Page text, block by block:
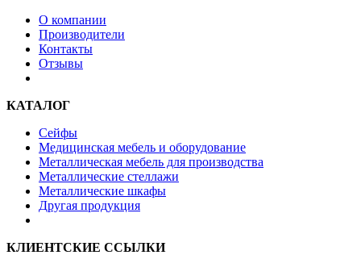
О компании
Производители
Контакты
Отзывы
КАТАЛОГ
Сейфы
Медицинская мебель и оборудование
Металлическая мебель для производства
Металлические стеллажи
Металлические шкафы
Другая продукция
КЛИЕНТСКИЕ ССЫЛКИ